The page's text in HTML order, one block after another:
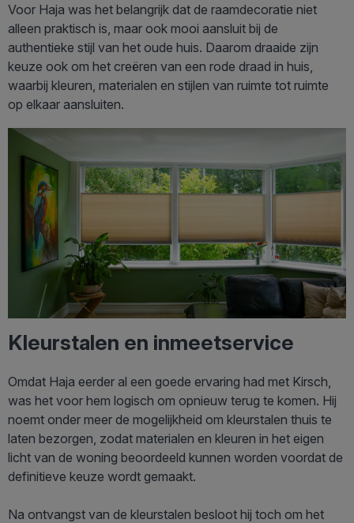
Voor Haja was het belangrijk dat de raamdecoratie niet
alleen praktisch is, maar ook mooi aansluit bij de
authentieke stijl van het oude huis. Daarom draaide zijn
keuze ook om het creëren van een rode draad in huis,
waarbij kleuren, materialen en stijlen van ruimte tot ruimte
op elkaar aansluiten.
Kleurstalen en inmeetservice
Omdat Haja eerder al een goede ervaring had met Kirsch,
was het voor hem logisch om opnieuw terug te komen. Hij
noemt onder meer de mogelijkheid om kleurstalen thuis te
laten bezorgen, zodat materialen en kleuren in het eigen
licht van de woning beoordeeld kunnen worden voordat de
definitieve keuze wordt gemaakt.
Na ontvangst van de kleurstalen besloot hij toch om het